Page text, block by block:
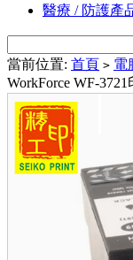
醫療 / 防護產
當前位置: 首頁 > 電
WorkForce WF-